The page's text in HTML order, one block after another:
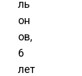
ль
он
ов,
6
лет